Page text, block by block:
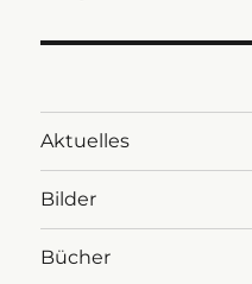
Aktuelles
Bilder
Bücher